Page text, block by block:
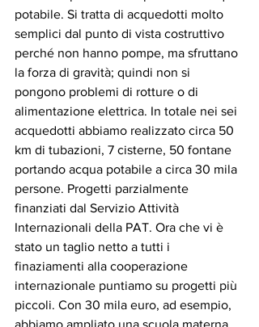
potabile. Si tratta di acquedotti molto
semplici dal punto di vista costruttivo
perché non hanno pompe, ma sfruttano
la forza di gravità; quindi non si
pongono problemi di rotture o di
alimentazione elettrica. In totale nei sei
acquedotti abbiamo realizzato circa 50
km di tubazioni, 7 cisterne, 50 fontane
portando acqua potabile a circa 30 mila
persone. Progetti parzialmente
finanziati dal Servizio Attività
Internazionali della PAT. Ora che vi è
stato un taglio netto a tutti i
finaziamenti alla cooperazione
internazionale puntiamo su progetti più
piccoli. Con 30 mila euro, ad esempio,